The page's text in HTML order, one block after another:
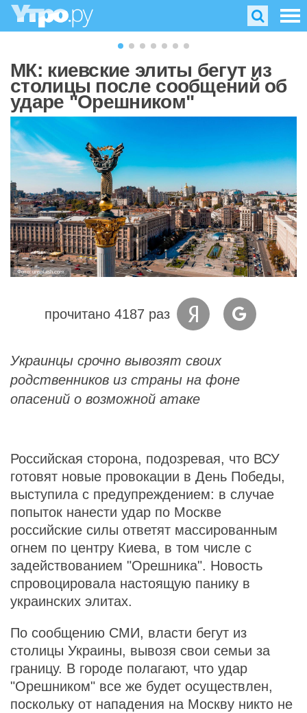
МК: киевские элиты бегут из
столицы после сообщений об
ударе "Орешником"
Фото: unsplash.com
прочитано 4187 раз
Украинцы срочно вывозят своих
родственников из страны на фоне
опасений о возможной атаке
Российская сторона, подозревая, что ВСУ
готовят новые провокации в День Победы,
выступила с предупреждением: в случае
попыток нанести удар по Москве
российские силы ответят массированным
огнем по центру Киева, в том числе с
задействованием "Орешника". Новость
спровоцировала настоящую панику в
украинских элитах.
По сообщению СМИ, власти бегут из
столицы Украины, вывозя свои семьи за
границу. В городе полагают, что удар
"Орешником" все же будет осуществлен,
поскольку от нападения на Москву никто не